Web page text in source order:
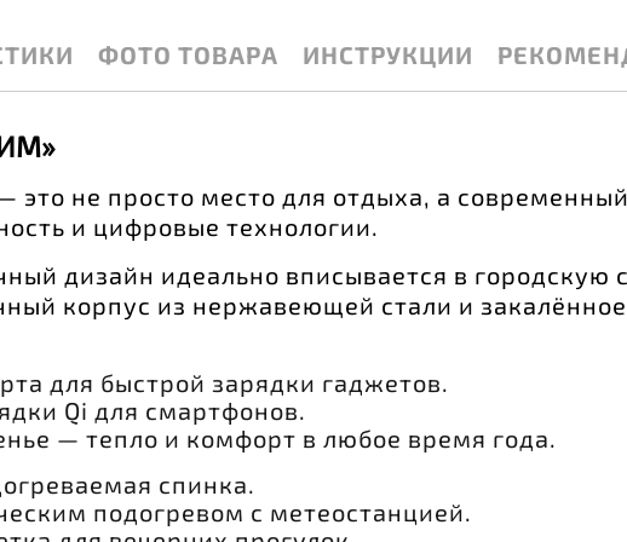
ФОТО ТОВАРА ИНСТРУКЦИИ
не просто место для отдыха, а
и цифровые технологии.
дизайн идеально вписывается в городскую
корпус из нержавеющей стали и
для быстрой зарядки гаджетов.
Qi для смартфонов.
— тепло и комфорт в любое время года.
спинка.
подогревом с метеостанцией.